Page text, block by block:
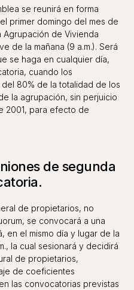
se reunirá en forma
primer domingo del mes de
Agrupación de Vivienda
de la mañana (9 a.m.). Será
se haga en cualquier día,
cuando los
80% de la totalidad de los
la agrupación, sin perjuicio
2001, para efecto de
de segunda
de propietarios, no
se convocará a una
en el mismo día y lugar de la
la cual sesionará y decidirá
de propietarios,
de coeficientes
las convocatorias previstas